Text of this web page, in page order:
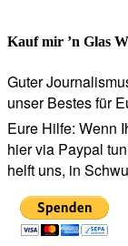
Kauf mir ’n Glas
Guter
unser Bestes für
Eure Hilfe: Wenn
hier via Paypal
helft uns, in